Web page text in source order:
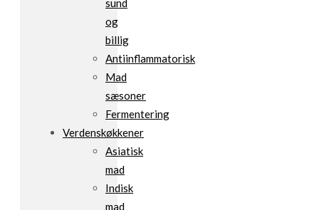
og
billig
Antiinflammatorisk
Mad
sæsoner
Fermentering
Verdenskøkkener
Asiatisk
mad
Indisk
mad